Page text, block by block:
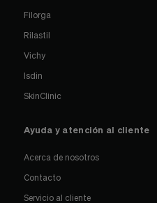
Filorga
Rilastil
Vichy
Isdin
SkinClinic
Ayuda y atención al cliente
Acerca de nosotros
Contacto
Servicio al cliente